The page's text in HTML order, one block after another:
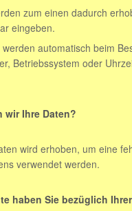
zum einen dadurch
eingeben.
automatisch beim
Betriebssystem oder
wir Ihre Daten?
wird erhoben, um eine
verwendet werden.
haben Sie bezüglich